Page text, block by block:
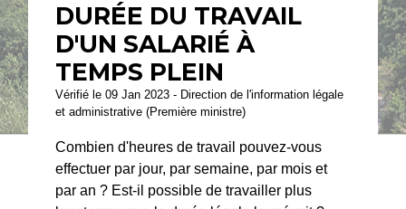
DURÉE DU TRAVAIL
D'UN SALARIÉ À
TEMPS PLEIN
Vérifié le 09 Jan 2023 - Direction de l'information légale
et administrative (Première ministre)
Combien d'heures de travail pouvez-vous
effectuer par jour, par semaine, par mois et
par an ? Est-il possible de travailler plus